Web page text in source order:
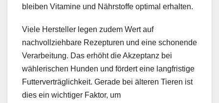
bleiben Vitamine und Nährstoffe optimal erhalten.
Viele Hersteller legen zudem Wert auf
nachvollziehbare Rezepturen und eine schonende
Verarbeitung. Das erhöht die Akzeptanz bei
wählerischen Hunden und fördert eine langfristige
Futterverträglichkeit. Gerade bei älteren Tieren ist
dies ein wichtiger Faktor, um